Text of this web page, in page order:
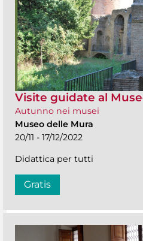
Visite guidate al
Autunno nei musei
Museo delle Mura
20/11 - 17/12/2022
Didattica per tutti
Gratis